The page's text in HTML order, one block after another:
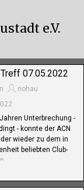
e.V.
07.05.2022
nohau
Unterbrechung -
- konnte der ACN
wieder zu dem in
beliebten Club-